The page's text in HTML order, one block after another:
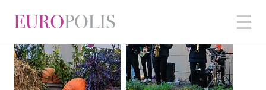
ФОТОГРАФИИ С МЕРОПРИЯТИЙ / ТЫКВЕННЫЙ БУМ